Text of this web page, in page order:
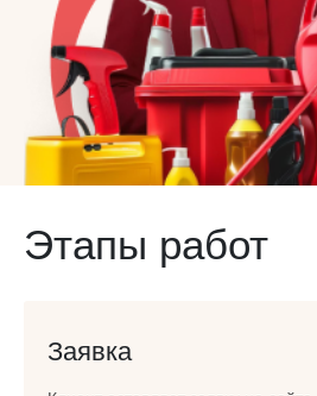
Этапы работ
Заявка